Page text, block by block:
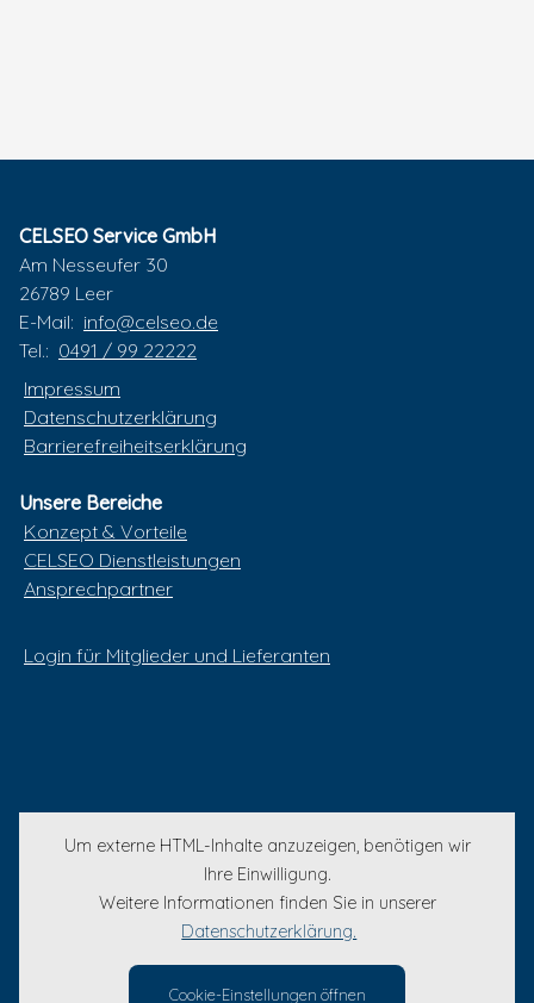
CELSEO Service GmbH
Am Nesseufer 30
26789 Leer
E-Mail: info@celseo.de
Tel.: 0491 / 99 22222
Impressum
Datenschutzerklärung
Barrierefreiheitserklärung
Unsere Bereiche
Konzept & Vorteile
CELSEO Dienstleistungen
Ansprechpartner
Login für Mitglieder und Lieferanten
Um externe HTML-Inhalte anzuzeigen, benötigen wir
Ihre Einwilligung.
Weitere Informationen finden Sie in unserer
Datenschutzerklärung.
Cookie-Einstellungen öffnen